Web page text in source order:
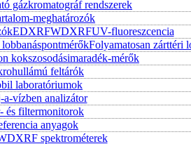
gázkromatográf rendszerek
meghatározók
EDXRFWDXRFUV-fluoreszcencia
Folyamatosan zárttéri
kokszosodásimaradék-mérők
feltárók
laboratóriumok
a-vízben analizátor
és filtermonitorok
anyagok
spektrométerek